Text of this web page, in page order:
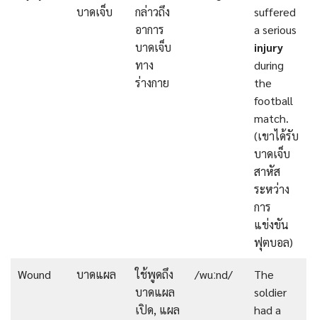
บาดเจ็บ
กล่าวถึง
อาการ
บาดเจ็บ
ทาง
ร่างกาย
suffered
a serious
injury
during
the
football
match.
(เขาได้รับ
บาดเจ็บ
สาหัส
ระหว่าง
การ
แข่งขัน
ฟุตบอล)
Wound บาดแผล
ใช้พูดถึง
บาดแผล
เปิด, แผล
/wuːnd/
The
soldier
had a